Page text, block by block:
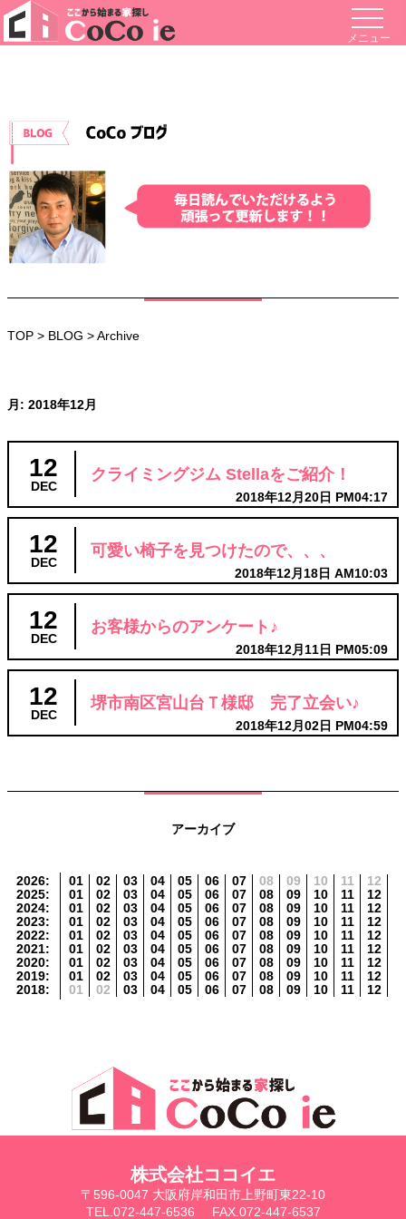
メニュー
TOP > BLOG > Archive
月: 2018年12月
12
DEC
クライミングジム Stellaをご紹介！
2018年12月20日 PM04:17
12
DEC
可愛い椅子を見つけたので、、、
2018年12月18日 AM10:03
12
DEC
お客様からのアンケート♪
2018年12月11日 PM05:09
12
DEC
堺市南区宮山台Ｔ様邸 完了立会い♪
2018年12月02日 PM04:59
アーカイブ
2026: 01 02 03 04 05 06 07 08 09 10 11
12
2025: 01 02 03 04 05 06 07 08 09 10 11
12
2024: 01 02 03 04 05 06 07 08 09 10 11
12
2023: 01 02 03 04 05 06 07 08 09 10 11
12
2022: 01 02 03 04 05 06 07 08 09 10 11
12
2021: 01 02 03 04 05 06 07 08 09 10 11
12
2020: 01 02 03 04 05 06 07 08 09 10 11
12
2019: 01 02 03 04 05 06 07 08 09 10 11
12
2018: 01 02 03 04 05 06 07 08 09 10 11 12
株式会社ココイエ
〒596-0047 大阪府岸和田市上野町東22-10
TEL.072-447-6536
FAX.072-447-6537